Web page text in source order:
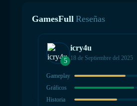
GamesFull Reseñas
5
icry4u
18 de Septiembre del 2025
Gameplay
Gráficos
Historia